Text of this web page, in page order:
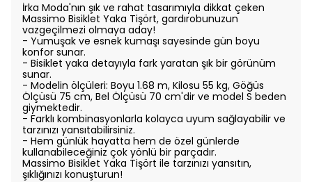
İrka Moda'nın şık ve rahat tasarımıyla dikkat çeken
Massimo Bisiklet Yaka Tişört, gardırobunuzun
vazgeçilmezi olmaya aday!
- Yumuşak ve esnek kumaşı sayesinde gün boyu
konfor sunar.
- Bisiklet yaka detayıyla fark yaratan şık bir görünüm
sunar.
- Modelin ölçüleri: Boyu 1.68 m, Kilosu 55 kg, Göğüs
Ölçüsü 75 cm, Bel Ölçüsü 70 cm'dir ve model S beden
giymektedir.
- Farklı kombinasyonlarla kolayca uyum sağlayabilir ve
tarzınızı yansıtabilirsiniz.
- Hem günlük hayatta hem de özel günlerde
kullanabileceğiniz çok yönlü bir parçadır.
Massimo Bisiklet Yaka Tişört ile tarzınızı yansıtın,
şıklığınızı konuşturun!